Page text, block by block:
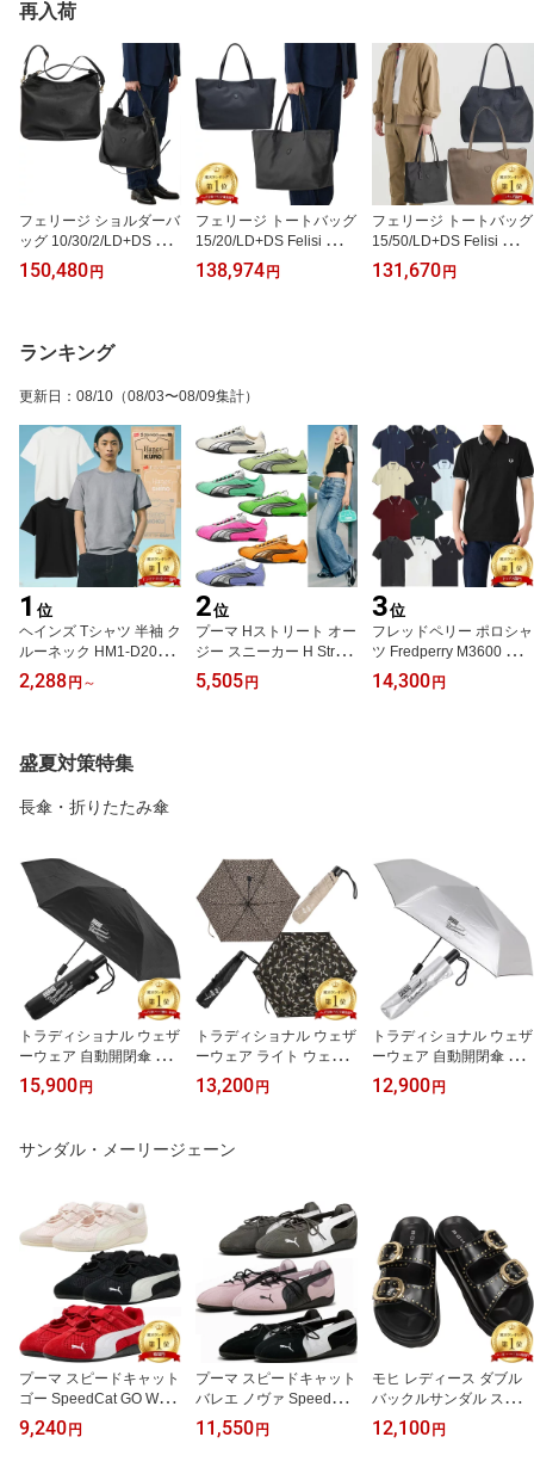
再入荷
フェリージ ショルダーバ
ッグ 10/30/2/LD+DS Feli
si レザー メンズ レディ
ース ショルダー バッグ
150,480 円
フェリージ トートバッグ
15/20/LD+DS Felisi シュ
リンクレザー シボ トー
ト バッグ メンズ レディ
138,974 円
フェリージ トートバッグ
15/50/LD+DS Felisi シュ
リンクレザー シボ トー
ト バッグ メンズ レディ
131,670 円
ランキング
更新日 ： 08/10 （08/03〜08/09集計）
1 位
ヘインズ Tシャツ 半袖 ク
ルーネック HM1-D201 H
M1-X201 SHIRO シロ H
M1-D202 KURO クロ H
レディース ユニセックス
2,288 円 ～
2位
プーマ Hストリート オー
ジー スニーカー H Street
OG Sneaker h-street ス
ニーカー 403692 Puma
5,505 円
3位
フレッドペリー ポロシャ
ツ Fredperry M3600 ツイ
ン ティップド Fred Perry
フレッド ペリー メンズ
14,300 円
盛夏対策特集
長傘・折りたたみ傘
トラディショナル ウェザ
ーウェア 自動開閉傘 Aut
omatic Folding Umbrella
A261SLGGO0349CM 折
日傘 UVカット 自動開閉
ユニセックス 男女兼用 T
15,900 円
トラディショナル ウェザ
ーウェア ライト ウェイ
トアンブレラ Light Weig
ht Umbrella A261SLGG
Vカット コンパクト ユニ
onal Weatherwear
13,200 円
トラディショナル ウェザ
ーウェア 自動開閉傘 Aut
omatic Folding Umbrella
A261SLGGO0349PF 折
12,900 円
サンダル・メーリージェーン
プーマ スピードキャット
ゴー SpeedCat GO Wns
ドライビングシューズ ス
ニーカー 403589 メッシ
9,240 円
プーマ スピードキャット
バレエ ノヴァ SpeedCat
Ballet Nova ドライビン
グシューズ スニーカー 4
11,550 円
モヒ レディース ダブル
バックルサンダル スタッ
ズ ネグロ Mohi W-Buckle
Sandals Negro 12-RD22
12,100 円